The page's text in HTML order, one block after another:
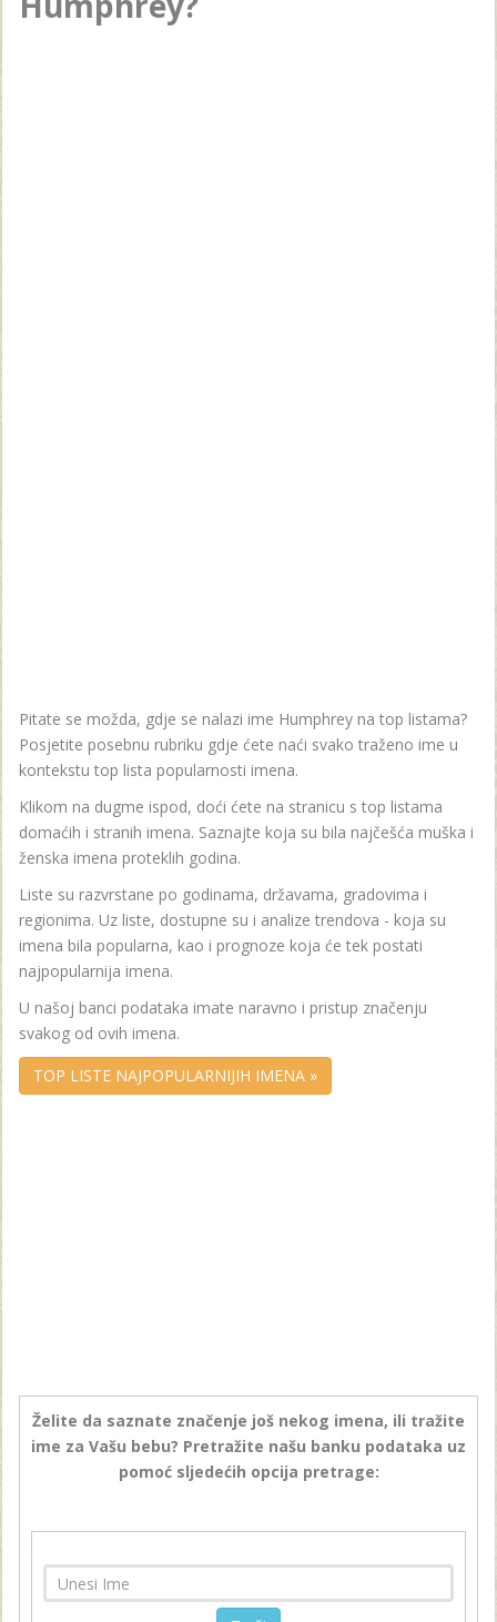
Pitate se možda, gdje se nalazi ime Humphrey na top listama?
Posjetite posebnu rubriku gdje ćete naći svako traženo ime u
kontekstu top lista popularnosti imena.
Klikom na dugme ispod, doći ćete na stranicu s top listama
domaćih i stranih imena. Saznajte koja su bila najčešća muška i
ženska imena proteklih godina.
Liste su razvrstane po godinama, državama, gradovima i
regionima. Uz liste, dostupne su i analize trendova - koja su
imena bila popularna, kao i prognoze koja će tek postati
najpopularnija imena.
U našoj banci podataka imate naravno i pristup značenju
svakog od ovih imena.
TOP LISTE NAJPOPULARNIJIH IMENA »
Želite da saznate značenje još nekog imena, ili tražite
ime za Vašu bebu? Pretražite našu banku podataka uz
pomoć sljedećih opcija pretrage: